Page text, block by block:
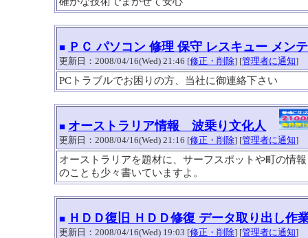
■ ＰＣ パソコン 修理 保守 レスキュー メン
更新日：2008/04/16(Wed) 21:46 [修正・削除] [管理者に通知]
PCトラブルでお困りの方、当社に御連絡下さい
■ オーストラリア情報 波乗り文化人
更新日：2008/04/16(Wed) 21:16 [修正・削除] [管理者に通知]
オーストラリアを題材に、サーフスポットや町の情
のことも少々書いていますよ。
■ ＨＤＤ復旧 ＨＤＤ修復 データ取り出し作
更新日：2008/04/16(Wed) 19:03 [修正・削除] [管理者に通知]